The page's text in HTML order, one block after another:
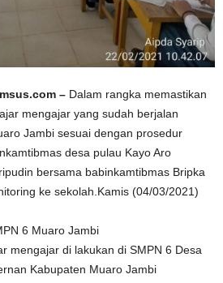
– Dalam rangka memastikan
mengajar yang sudah berjalan
Jambi sesuai dengan prosedur
desa pulau Kayo Aro
bersama babinkamtibmas Bripka
ke sekolah.Kamis (04/03/2021)
6 Muaro Jambi
mengajar di lakukan di SMPN 6 Desa
Kabupaten Muaro Jambi